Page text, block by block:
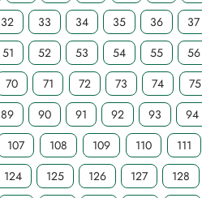
32 33 34 35 36 37
51 52 53 54 55 56
70 71 72 73 74 75
89 90 91 92 93 94
107 108 109 110 111
124 125 126 127 128